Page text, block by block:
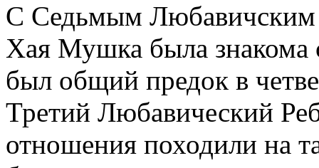
С Седьмым
Хая Мушка была знакома
был общий предок в
Третий Любавический
отношения походили на